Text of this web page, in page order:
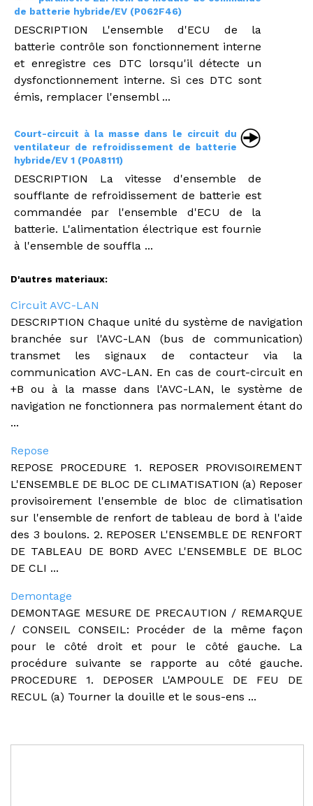
de batterie hybride/EV (P062F46)
DESCRIPTION L'ensemble d'ECU de la
batterie contrôle son fonctionnement interne
et enregistre ces DTC lorsqu'il détecte un
dysfonctionnement interne. Si ces DTC sont
émis, remplacer l'ensembl ...
Court-circuit à la masse dans le circuit du
ventilateur de refroidissement de batterie
hybride/EV 1 (P0A8111)
DESCRIPTION La vitesse d'ensemble de
soufflante de refroidissement de batterie est
commandée par l'ensemble d'ECU de la
batterie. L'alimentation électrique est fournie
à l'ensemble de souffla ...
D'autres materiaux:
Circuit AVC-LAN
DESCRIPTION Chaque unité du système de navigation
branchée sur l'AVC-LAN (bus de communication)
transmet les signaux de contacteur via la
communication AVC-LAN. En cas de court-circuit en
+B ou à la masse dans l'AVC-LAN, le système de
navigation ne fonctionnera pas normalement étant do
...
Repose
REPOSE PROCEDURE 1. REPOSER PROVISOIREMENT
L'ENSEMBLE DE BLOC DE CLIMATISATION (a) Reposer
provisoirement l'ensemble de bloc de climatisation
sur l'ensemble de renfort de tableau de bord à l'aide
des 3 boulons. 2. REPOSER L'ENSEMBLE DE RENFORT
DE TABLEAU DE BORD AVEC L'ENSEMBLE DE BLOC
DE CLI ...
Demontage
DEMONTAGE MESURE DE PRECAUTION / REMARQUE
/ CONSEIL CONSEIL: Procéder de la même façon
pour le côté droit et pour le côté gauche. La
procédure suivante se rapporte au côté gauche.
PROCEDURE 1. DEPOSER L'AMPOULE DE FEU DE
RECUL (a) Tourner la douille et le sous-ens ...